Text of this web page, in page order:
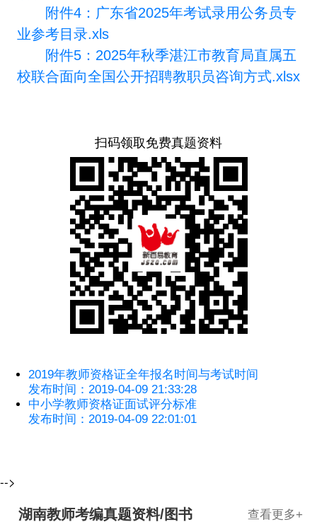
附件4：广东省2025年考试录用公务员专
业参考目录.xls
附件5：2025年秋季湛江市教育局直属五
校联合面向全国公开招聘教职员咨询方式.xlsx
扫码领取免费真题资料
2019年教师资格证全年报名时间与考试时间
发布时间：2019-04-09 21:33:28
中小学教师资格证面试评分标准
发布时间：2019-04-09 22:01:01
-->
湖南教师考编真题资料/图书 查看更多+